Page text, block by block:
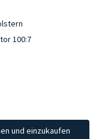
100:7
und einzukaufen